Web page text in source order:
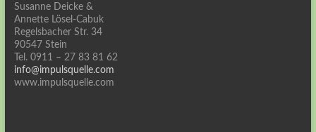
Susanne Deicke &
Annette Lösel-Cabuk
Regelsbacher Str. 34
90547 Stein
Tel. 0911 – 27 83 81 62
info@impulsquelle.com
www.impulsquelle.com